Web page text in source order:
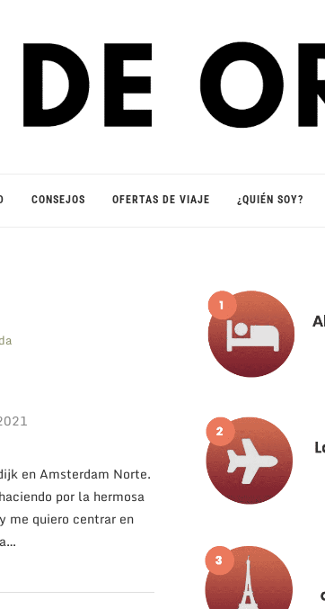
CONSEJOS OFERTAS DE VIAJE ¿QUIÉN SOY?
en Amsterdam Norte.
por la hermosa
quiero centrar en